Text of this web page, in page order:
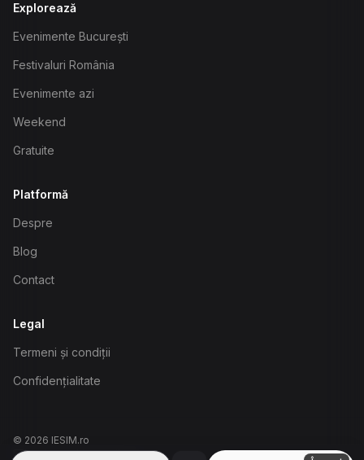
Explorează
Evenimente București
Festivaluri România
Evenimente azi
Weekend
Gratuite
Platformă
Despre
Blog
Contact
Legal
Termeni și condiții
Confidențialitate
© 2026 IESIM.ro
biasinovschi@gmail.com